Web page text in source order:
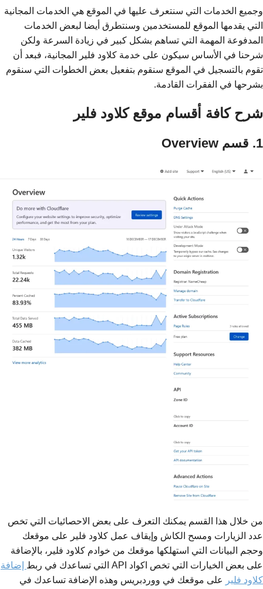
وجميع الخدمات التي سنتعرف عليها في الموقع هي الخدمات المجانية
التي يقدمها الموقع للمستخدمين وسنتطرق أيضا لبعض الخدمات
المدفوعة المهمة التي تساهم بشكل كبير في زيادة السرعة ولكن
شرحنا في الأساس سيكون على خدمة كلاود فلير المجانية، فبعد أن
تقوم بالتسجيل في الموقع سنقوم بتفعيل بعض الخطوات التي سنقوم
بشرحها في الفقرات القادمة.
شرح كافة أقسام موقع كلاود فلير
1. قسم Overview
من خلال هذا القسم يمكنك التعرف على بعض الاحصائيات التي تخص
عدد الزيارات ومسح الكاش وإيقاف عمل كلاود فلير على موقعك
وحجم البيانات التي استهلكها موقعك من خوادم كلاود فلير، بالإضافة
على بعض الخيارات التي تخص اكواد API التي تساعدك في ربط
إضافة
كلاود فلير
على موقعك في ووردبريس وهذه الإضافة تساعدك في